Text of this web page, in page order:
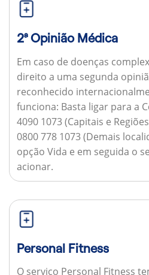
2ª Opinião Médica
Em caso de doenças
direito a uma segunda
reconhecido
funciona: Basta ligar para a
4090 1073 (Capitais e
0800 778 1073 (Demais
opção Vida e em seguida o
acionar.
Personal Fitness
O serviço Personal Fitness